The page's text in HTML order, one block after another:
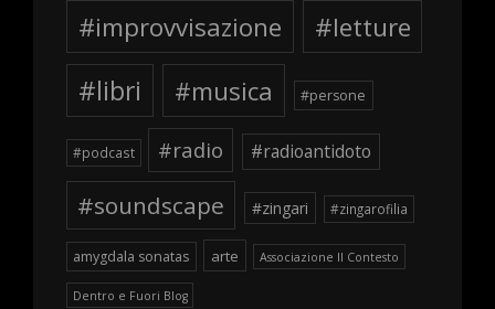
#improvvisazione
#letture
#libri
#musica #persone
#podcast #radio #radioantidoto
#soundscape #zingari #zingarofilia
amygdala sonatas arte Associazione Il Contesto
Dentro e Fuori Blog